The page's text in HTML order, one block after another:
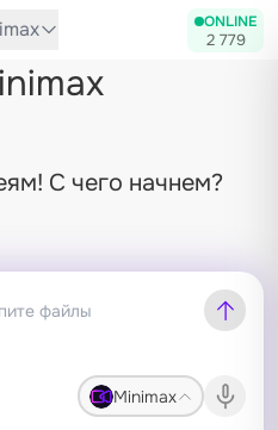
ONLINE
2 779
С чего начнем?
Minimax